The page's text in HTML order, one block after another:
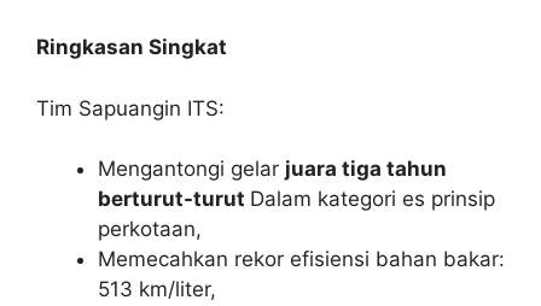
Ringkasan Singkat
Tim Sapuangin ITS:
Mengantongi gelar juara tiga tahun
berturut-turut Dalam kategori es prinsip
perkotaan,
Memecahkan rekor efisiensi bahan bakar:
513 km/liter,